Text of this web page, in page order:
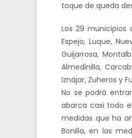
toque de queda
Los 29 municipios
Espejo, Luque,
Guijarrosa,
Almedinilla,
Iznájar, Zuheros y
No se podrá
abarca casi todo
medidas que ha
Bonilla, en las